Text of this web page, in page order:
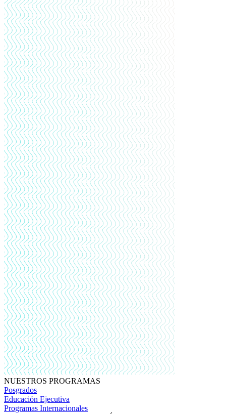
NUESTROS PROGRAMAS
Posgrados
Educación Ejecutiva
Programas Internacionales